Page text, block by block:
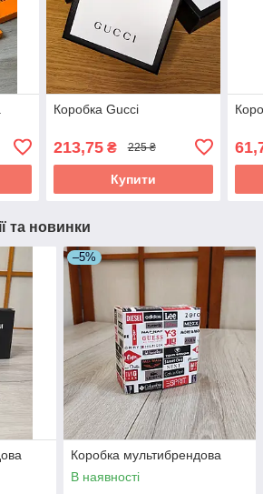
Коробка Gucci
213,75₴ 225 ₴
Купити
та новинки
–5%
Коробка мультибрендова
В наявності